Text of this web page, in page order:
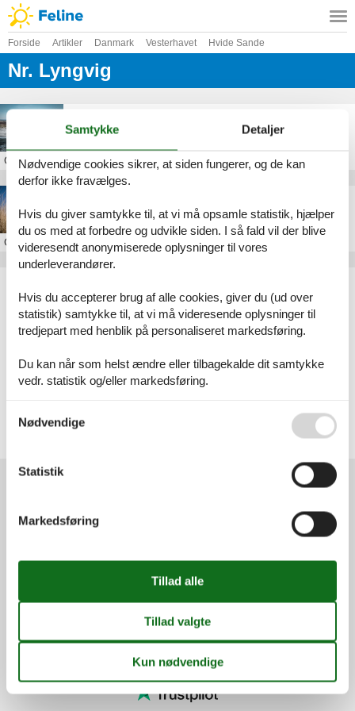
Forside Artikler Danmark Vesterhavet Hvide Sande
Nr. Lyngvig
OmNr. Lyngvig
Om Nr. Lyngvig
Alle
Sommerhus
Attraktion
Geografier
Alle
Hvide Sande
Gavekort
Kontakt
Om os
Din tryghed
Samtykke Detaljer
Nødvendige cookies sikrer, at siden fungerer, og de kan
derfor ikke fravælges.
Hvis du giver samtykke til, at vi må opsamle statistik, hjælper
du os med at forbedre og udvikle siden. I så fald vil der blive
videresendt anonymiserede oplysninger til vores
underleverandører.
Hvis du accepterer brug af alle cookies, giver du (ud over
statistik) samtykke til, at vi må videresende oplysninger til
tredjepart med henblik på personaliseret markedsføring.
Du kan når som helst ændre eller tilbagekalde dit samtykke
vedr. statistik og/eller markedsføring.
Nødvendige
Statistik
Markedsføring